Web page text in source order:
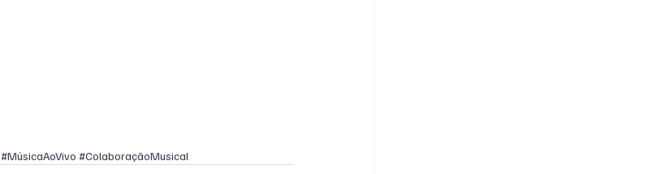
#MúsicaAoVivo #ColaboraçãoMusical